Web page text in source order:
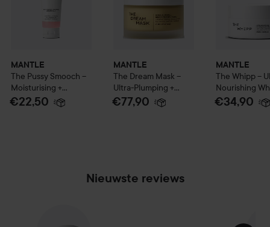
MANTLE
The Pussy Smooch –
Moisturising +
Soothing Intimate
50 ml
€22,50
MANTLE
The Dream Mask –
Ultra-Plumping +
Restorative Night
€77,90
MANTLE
The Whipp –
Nourishing
Body Cream
€34,90
Nieuwste reviews